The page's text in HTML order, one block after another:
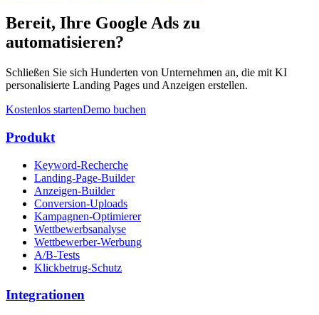
Bereit, Ihre Google Ads zu
automatisieren?
Schließen Sie sich Hunderten von Unternehmen an, die mit KI
personalisierte Landing Pages und Anzeigen erstellen.
Kostenlos startenDemo buchen
Produkt
Keyword-Recherche
Landing-Page-Builder
Anzeigen-Builder
Conversion-Uploads
Kampagnen-Optimierer
Wettbewerbsanalyse
Wettbewerber-Werbung
A/B-Tests
Klickbetrug-Schutz
Integrationen